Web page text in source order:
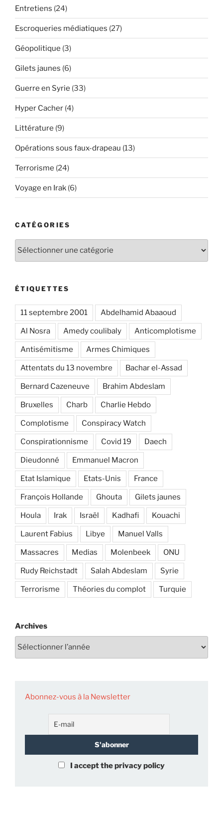
Entretiens (24)
Escroqueries médiatiques (27)
Géopolitique (3)
Gilets jaunes (6)
Guerre en Syrie (33)
Hyper Cacher (4)
Littérature (9)
Opérations sous faux-drapeau (13)
Terrorisme (24)
Voyage en Irak (6)
CATÉGORIES
ÉTIQUETTES
11 septembre 2001 Abdelhamid Abaaoud
Al Nosra Amedy coulibaly Anticomplotisme
Antisémitisme Armes Chimiques
Attentats du 13 novembre Bachar el-Assad
Bernard Cazeneuve Brahim Abdeslam
Bruxelles Charb Charlie Hebdo
Complotisme Conspiracy Watch
Conspirationnisme Covid 19 Daech
Dieudonné Emmanuel Macron
Etat Islamique Etats-Unis France
François Hollande Ghouta Gilets jaunes
Houla Irak Israël Kadhafi Kouachi
Laurent Fabius Libye Manuel Valls
Massacres Medias Molenbeek ONU
Rudy Reichstadt Salah Abdeslam Syrie
Terrorisme Théories du complot Turquie
Archives
Abonnez-vous à la Newsletter
I accept the privacy policy